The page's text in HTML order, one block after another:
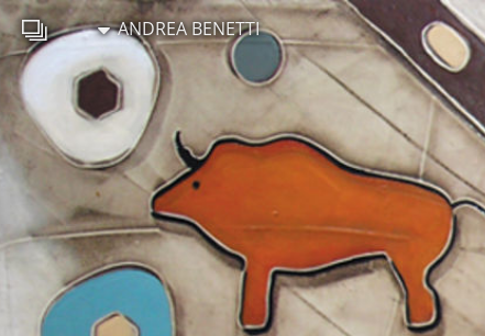
ANDREA BENETTI